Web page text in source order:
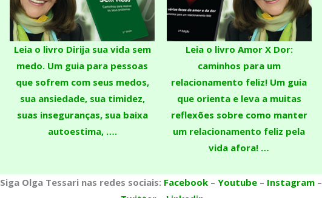
Leia o livro Dirija sua vida sem
medo. Um guia para pessoas
que sofrem com seus medos,
sua ansiedade, sua timidez,
suas inseguranças, sua baixa
autoestima, ….
Leia o livro Amor X Dor:
caminhos para um
relacionamento feliz! Um guia
que orienta e leva a muitas
reflexões sobre como manter
um relacionamento feliz pela
vida afora! …
Siga Olga Tessari nas redes sociais: Facebook– Youtube– Instagram–